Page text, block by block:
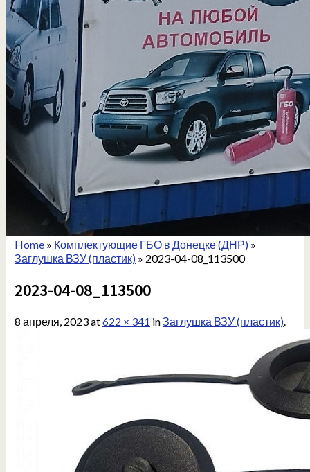
Home» Комплектующие ГБО в Донецке (ДНР)»
Заглушка ВЗУ (пластик)» 2023-04-08_113500
2023-04-08_113500
8 апреля, 2023at622 × 341 inЗаглушка ВЗУ (пластик).